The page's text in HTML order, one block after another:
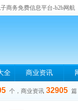
商务免费信息平台-b2b网航
全 商业资讯
个，商业资讯 32905 篇